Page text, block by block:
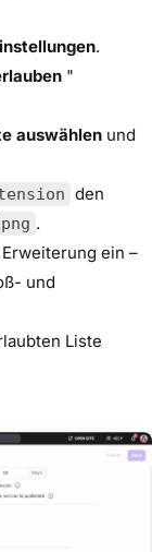
.
"
auswählen und
den
.
ein –
und
Liste